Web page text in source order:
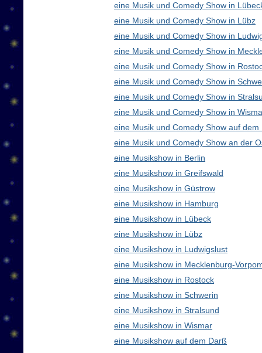
eine Musik und Comedy Show in
eine Musik und Comedy Show in Lübz
eine Musik und Comedy Show in
eine Musik und Comedy Show in
eine Musik und Comedy Show in
eine Musik und Comedy Show in
eine Musik und Comedy Show in
eine Musik und Comedy Show in
eine Musik und Comedy Show auf dem
eine Musik und Comedy Show an der
eine Musikshow in Berlin
eine Musikshow in Greifswald
eine Musikshow in Güstrow
eine Musikshow in Hamburg
eine Musikshow in Lübeck
eine Musikshow in Lübz
eine Musikshow in Ludwigslust
eine Musikshow in Mecklenburg-
eine Musikshow in Rostock
eine Musikshow in Schwerin
eine Musikshow in Stralsund
eine Musikshow in Wismar
eine Musikshow auf dem Darß